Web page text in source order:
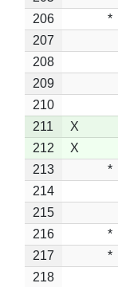
206
*
207
208
209
210
211
X
212
X
213
*
214
215
216
*
217
*
218